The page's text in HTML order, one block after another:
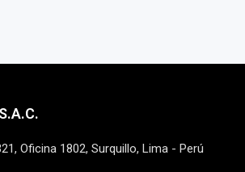
Oficina 1802, Surquillo, Lima - Perú